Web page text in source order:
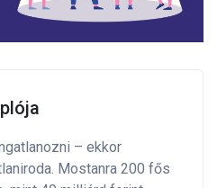
– ekkor
Mostanra 200 fős